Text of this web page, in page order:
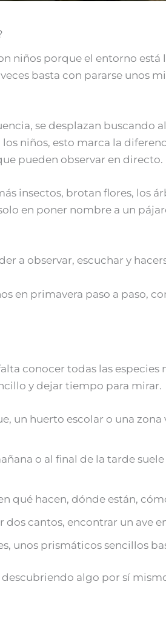
niños porque el entorno
basta con pararse unos
se desplazan
niños, esto marca la
pueden observar en directo.
insectos, brotan flores, los
en poner nombre a un
a observar, escuchar y
en primavera paso a paso,
conocer todas las
y dejar tiempo para mirar.
un huerto escolar o una
o al final de la tarde
qué hacen, dónde están,
dos cantos, encontrar un ave
unos prismáticos sencillos
algo por sí